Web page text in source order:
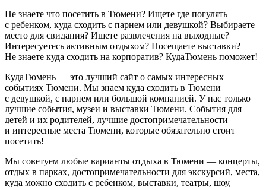
Не знаете что посетить в Тюмени? Ищете где погулять
с ребенком, куда сходить с парнем или девушкой? Выбираете
место для свидания? Ищете развлечения на выходные?
Интересуетесь активным отдыхом? Посещаете выставки?
Не знаете куда сходить на корпоратив? КудаТюмень поможет!
КудаТюмень — это лучший сайт о самых интересных
событиях Тюмени. Мы знаем куда сходить в Тюмени
с девушкой, с парнем или большой компанией. У нас только
лучшие события, музеи и выставки Тюмени. События для
детей и их родителей, лучшие достопримечательности
и интересные места Тюмени, которые обязательно стоит
посетить!
Мы советуем любые варианты отдыха в Тюмени — концерты,
отдых в парках, достопримечательности для экскурсий, места,
куда можно сходить с ребенком, выставки, театры, шоу,